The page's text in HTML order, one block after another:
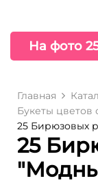
На фото
Главная
Букеты цветов
25 Бирюзовых
25